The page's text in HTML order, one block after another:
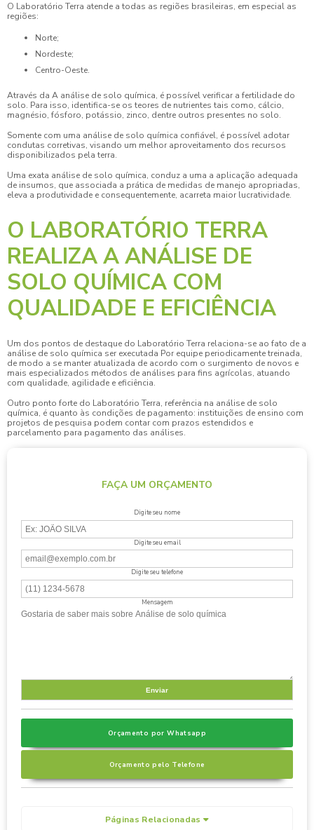
O Laboratório Terra atende a todas as regiões brasileiras, em especial as
regiões:
Norte;
Nordeste;
Centro-Oeste.
Através da A análise de solo química, é possível verificar a fertilidade do
solo. Para isso, identifica-se os teores de nutrientes tais como, cálcio,
magnésio, fósforo, potássio, zinco, dentre outros presentes no solo.
Somente com uma análise de solo química confiável, é possível adotar
condutas corretivas, visando um melhor aproveitamento dos recursos
disponibilizados pela terra.
Uma exata análise de solo química, conduz a uma a aplicação adequada
de insumos, que associada a prática de medidas de manejo apropriadas,
eleva a produtividade e consequentemente, acarreta maior lucratividade.
O LABORATÓRIO TERRA
REALIZA A ANÁLISE DE
SOLO QUÍMICA COM
QUALIDADE E EFICIÊNCIA
Um dos pontos de destaque do Laboratório Terra relaciona-se ao fato de a
análise de solo química ser executada Por equipe periodicamente treinada,
de modo a se manter atualizada de acordo com o surgimento de novos e
mais especializados métodos de análises para fins agrícolas, atuando
com qualidade, agilidade e eficiência.
Outro ponto forte do Laboratório Terra, referência na análise de solo
química, é quanto às condições de pagamento: instituições de ensino com
projetos de pesquisa podem contar com prazos estendidos e
parcelamento para pagamento das análises.
FAÇA UM ORÇAMENTO
Digite seu nome
Digite seu email
Digite seu telefone
Mensagem
Orçamento por Whatsapp
Orçamento pelo Telefone
Páginas Relacionadas